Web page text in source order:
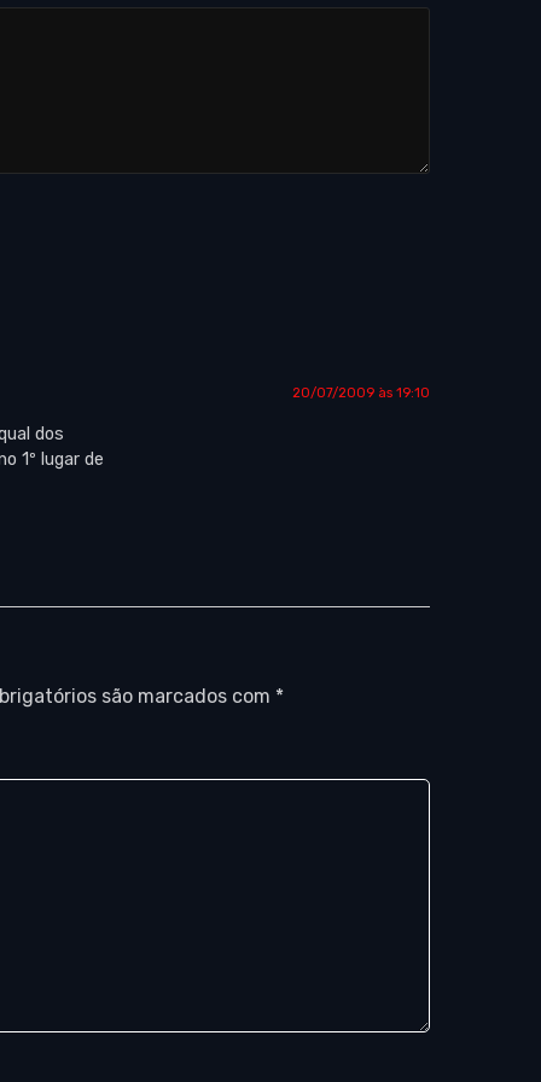
20/07/2009 às 19:10
dos
1º lugar de
são marcados com *